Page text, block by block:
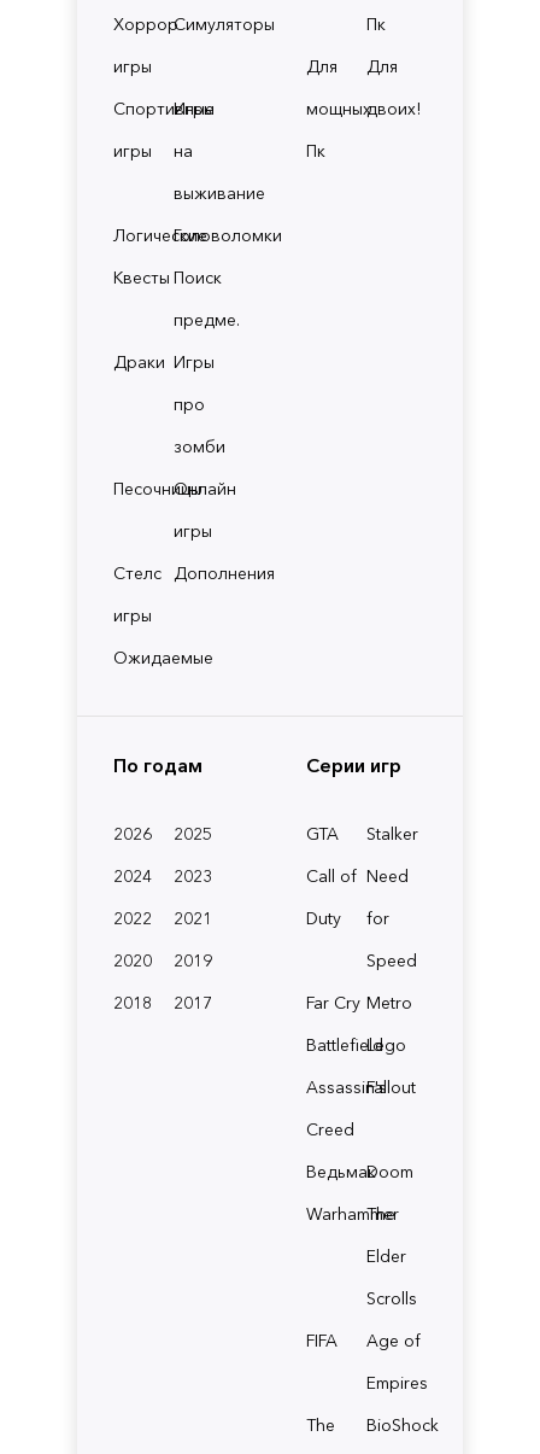
Хоррор
игры
Симуляторы
Спортивные
игры
Игры
на
выживание
ЛогическиеГоловоломки
Квесты Поиск
предме.
Драки Игры
про
зомби
ПесочницыОнлайн
игры
Стелс
игры
Дополнения
Ожидаемые
Пк
Для
мощных
Пк
Для
двоих!
По годам
2026
2025
2024
2023
2022
2021
2020
2019
2018
2017
Серии игр
GTA
Stalker
Call of
Duty
Need
for
Speed
Far Cry Metro
BattlefieldLego
Assassin's
Creed
Fallout
ВедьмакDoom
Warhammer
The
Elder
Scrolls
FIFA
Age of
Empires
The
BioShock